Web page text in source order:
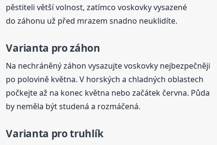
pěstiteli větší volnost, zatímco voskovky vysazené
do záhonu už před mrazem snadno neuklidíte.
Varianta pro záhon
Na nechráněný záhon vysazujte voskovky nejbezpečněji
po polovině května. V horských a chladných oblastech
počkejte až na konec května nebo začátek června. Půda
by neměla být studená a rozmáčená.
Varianta pro truhlík